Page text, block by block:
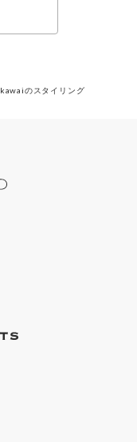
kawaiのスタイリング